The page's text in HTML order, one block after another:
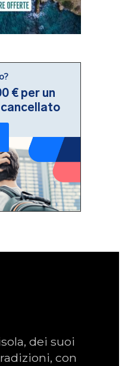
dei suoi
con